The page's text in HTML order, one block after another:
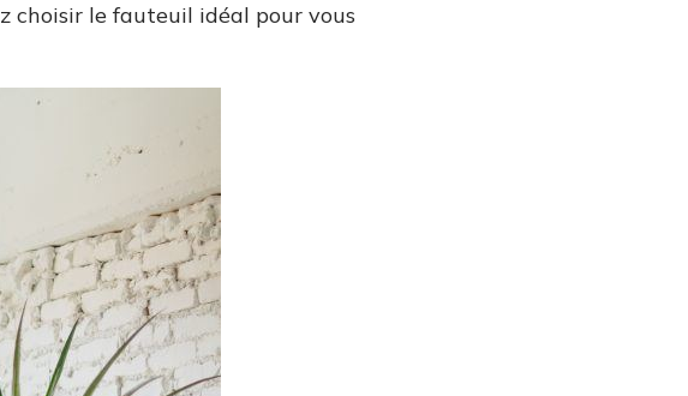
choisir le fauteuil idéal pour vous